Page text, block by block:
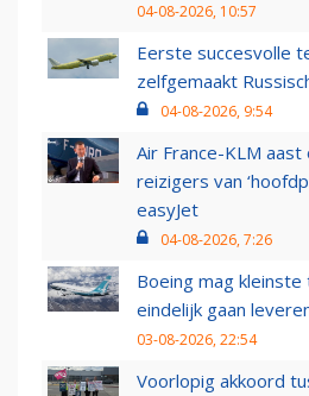
04-08-2026, 10:57
Eerste succesvolle
zelfgemaakt
04-08-2026, 9:54
Air France-KLM
reizigers van
easyJet
04-08-2026, 7:26
Boeing mag
eindelijk gaan
03-08-2026, 22:54
Voorlopig akkoord